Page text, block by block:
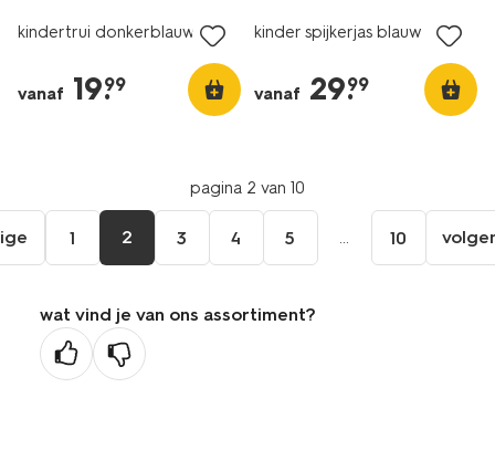
kindertrui donkerblauw
vanaf 19.
99
kinder spijkerjas blauw
vanaf 29.
99
pagina 2 van 10
1 2 3 4 5 ... 10
wat vind je van ons assortiment?